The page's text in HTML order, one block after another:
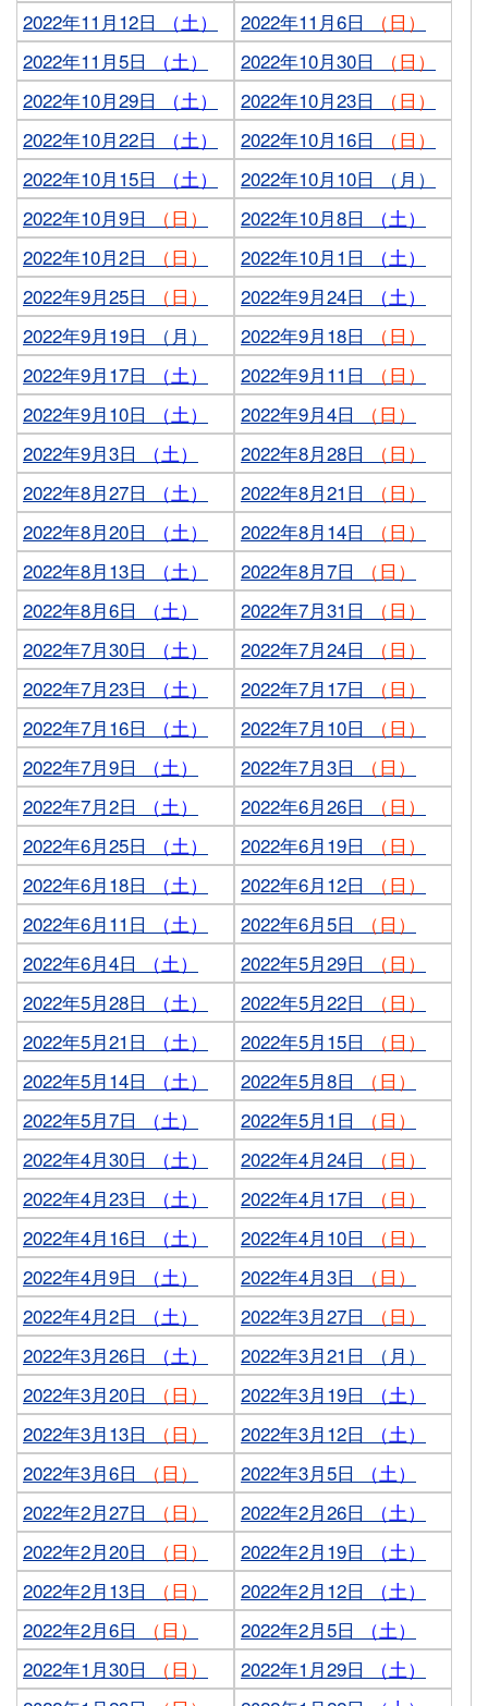
2022年11月12日
（土） 2022年11月6日
（日）
2022年11月5日
（土） 2022年10月30日
（日）
2022年10月29日
（土） 2022年10月23日
（日）
2022年10月22日
（土） 2022年10月16日
（日）
2022年10月15日
（土）
2022年10月10日 （月）
2022年10月9日
（日） 2022年10月8日
（土）
2022年10月2日
（日） 2022年10月1日
（土）
2022年9月25日
（日） 2022年9月24日
（土）
2022年9月19日 （月）
2022年9月18日
（日）
2022年9月17日
（土） 2022年9月11日
（日）
2022年9月10日
（土） 2022年9月4日
（日）
2022年9月3日
（土） 2022年8月28日
（日）
2022年8月27日
（土） 2022年8月21日
（日）
2022年8月20日
（土） 2022年8月14日
（日）
2022年8月13日
（土） 2022年8月7日
（日）
2022年8月6日
（土） 2022年7月31日
（日）
2022年7月30日
（土） 2022年7月24日
（日）
2022年7月23日
（土） 2022年7月17日
（日）
2022年7月16日
（土） 2022年7月10日
（日）
2022年7月9日
（土） 2022年7月3日
（日）
2022年7月2日
（土） 2022年6月26日
（日）
2022年6月25日
（土） 2022年6月19日
（日）
2022年6月18日
（土） 2022年6月12日
（日）
2022年6月11日
（土） 2022年6月5日
（日）
2022年6月4日
（土） 2022年5月29日
（日）
2022年5月28日
（土） 2022年5月22日
（日）
2022年5月21日
（土） 2022年5月15日
（日）
2022年5月14日
（土） 2022年5月8日
（日）
2022年5月7日
（土） 2022年5月1日
（日）
2022年4月30日
（土） 2022年4月24日
（日）
2022年4月23日
（土） 2022年4月17日
（日）
2022年4月16日
（土） 2022年4月10日
（日）
2022年4月9日
（土） 2022年4月3日
（日）
2022年4月2日
（土） 2022年3月27日
（日）
2022年3月26日
（土）
2022年3月21日 （月）
2022年3月20日
（日） 2022年3月19日
（土）
2022年3月13日
（日） 2022年3月12日
（土）
2022年3月6日
（日） 2022年3月5日
（土）
2022年2月27日
（日） 2022年2月26日
（土）
2022年2月20日
（日） 2022年2月19日
（土）
2022年2月13日
（日） 2022年2月12日
（土）
2022年2月6日
（日） 2022年2月5日
（土）
2022年1月30日
（日） 2022年1月29日
（土）